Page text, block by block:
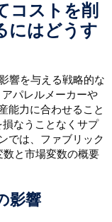
コストを削
にはどうす
響を与える戦略的な
パレルメーカーや
能力に合わせること
なうことなくサプ
では、ファブリック
と市場変数の概要
影響